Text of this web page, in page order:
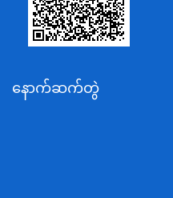
ပို့ဆောင်ရေးနှင့်ဆက်သွယ်ရေ
သယံဇာတနှင့်ပတ်ဝန်းကျင်ထိ
အလုပ်သမား၊လူဝင်မှုကြီးက
နောက်ဆက်တွဲ